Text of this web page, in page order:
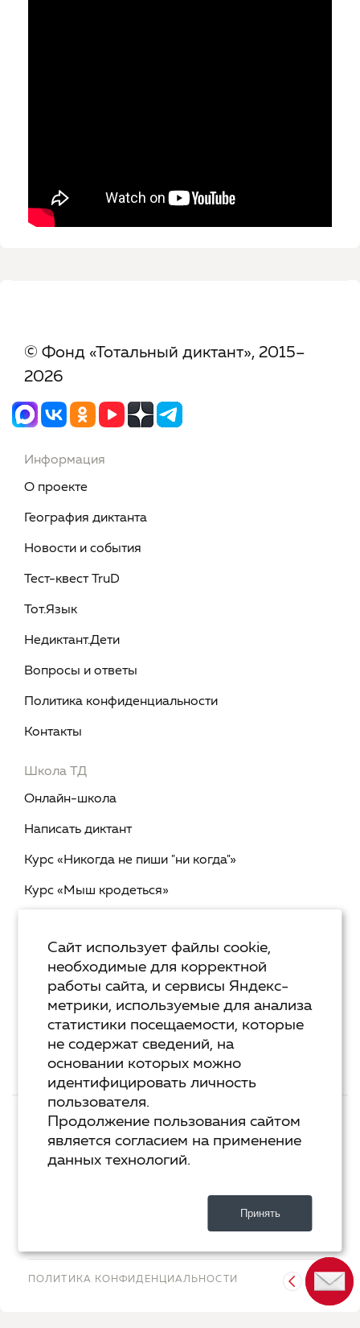
© Фонд «Тотальный диктант», 2015–
2026
Информация
О проекте
География диктанта
Новости и события
Тест-квест TruD
Тот.Язык
Недиктант.Дети
Вопросы и ответы
Политика конфиденциальности
Контакты
Школа ТД
Онлайн-школа
Написать диктант
Курс «Никогда не пиши "ни когда"»
Курс «Мыш кродеться»
двоеточия»
Курс «Я пишу - мне отвечают»
Сервисы
Организовать акцию в своем городе
ТЕХ.ПОДДЕРЖКА
ХОСТИНГ YANDEX CLOUD
ПОЛИТИКА КОНФИДЕНЦИАЛЬНОСТИ
Сайт использует файлы cookie,
необходимые для корректной
работы сайта, и сервисы Яндекс-
метрики, используемые для анализа
статистики посещаемости, которые
не содержат сведений, на
основании которых можно
идентифицировать личность
пользователя.
Продолжение пользования сайтом
является согласием на применение
данных технологий.
Принять